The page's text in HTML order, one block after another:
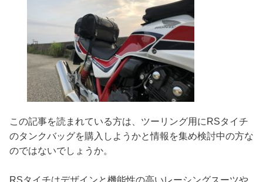
この記事を読まれている方は、ツーリング用にRSタイチ
のタンクバッグを購入しようかと情報を集め検討中の方な
のではないでしょうか。